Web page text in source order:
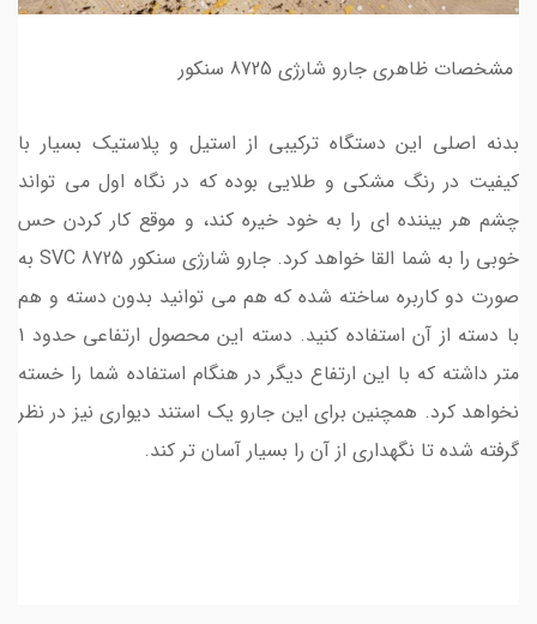
مشخصات ظاهری جارو شارژی 8725 سنکور
بدنه اصلی این دستگاه ترکیبی از استیل و پلاستیک بسیار با
کیفیت در رنگ مشکی و طلایی بوده که در نگاه اول می تواند
چشم هر بیننده ای را به خود خیره کند، و موقع کار کردن حس
خوبی را به شما القا خواهد کرد. جارو شارژی سنکور SVC 8725 به
صورت دو کاربره ساخته شده که هم می توانید بدون دسته و هم
با دسته از آن استفاده کنید. دسته این محصول ارتفاعی حدود 1
متر داشته که با این ارتفاع دیگر در هنگام استفاده شما را خسته
نخواهد کرد. همچنین برای این جارو یک استند دیواری نیز در نظر
گرفته شده تا نگهداری از آن را بسیار آسان تر کند.